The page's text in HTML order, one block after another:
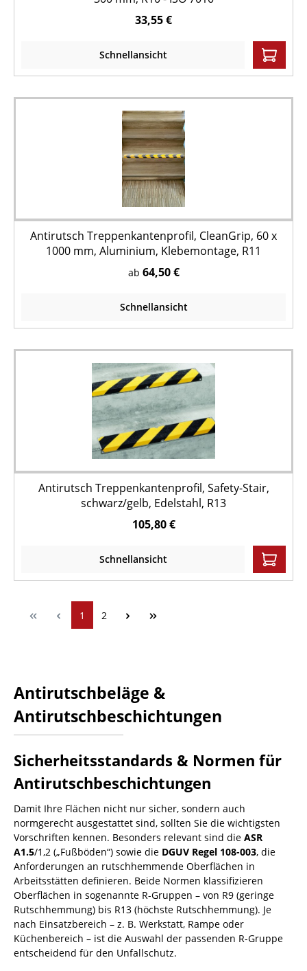
33,55 €
Schnellansicht
Antirutsch Treppenkantenprofil, CleanGrip, 60 x
1000 mm, Aluminium, Klebemontage, R11
ab 64,50 €
Schnellansicht
Antirutsch Treppenkantenprofil, Safety-Stair,
schwarz/gelb, Edelstahl, R13
105,80 €
Schnellansicht
1 2
Antirutschbeläge &
Antirutschbeschichtungen
Sicherheitsstandards & Normen für
Antirutschbeschichtungen
Damit Ihre Flächen nicht nur sicher, sondern auch
normgerecht ausgestattet sind, sollten Sie die wichtigsten
Vorschriften kennen. Besonders relevant sind die ASR
A1.5/1,2 („Fußböden“) sowie die DGUV Regel 108-003, die
Anforderungen an rutschhemmende Oberflächen in
Arbeitsstätten definieren. Beide Normen klassifizieren
Oberflächen in sogenannte R-Gruppen – von R9 (geringe
Rutschhemmung) bis R13 (höchste Rutschhemmung). Je
nach Einsatzbereich – z. B. Werkstatt, Rampe oder
Küchenbereich – ist die Auswahl der passenden R-Gruppe
entscheidend für den Unfallschutz.